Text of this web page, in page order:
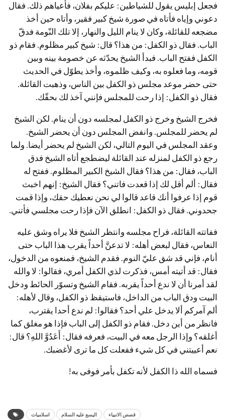
فجعل إبليس يقول للشياطين: عليكم بفلان، فأعياهم ذلك. فقال
دعوني وإياه فأتاه في صورة شيخ كبير فقير، وأتاه حين أخذ
مضجعه للقائلة، وكان لا ينام الليل والنهار، إلا تلك النّومة فدقّ
الباب. فقال ذو الكفل: من هذا؟ قال: شيخ كبير مظلوم. فقام ذو
الكفل ففتح الباب. فبدأ الشيخ يحدّثه عن خصومة بينه وبين
قومه، وما فعلوه به، وكيف ظلموه، وأخذ يطوّل في الحديث
حتى حضر موعد مجلس ذو الكفل بين الناس، وذهبت القائلة.
فقال ذو الكفل: إذا رحت للمجلس فإنني آخذ لك بحقّك.
فخرج الشيخ وخرج ذو الكفل لمجلسه دون أن ينام. لكن الشيخ
لم يحضر للمجلس. وانفض المجلس دون أن يحضر الشيخ.
وعقد المجلس في اليوم التالي، لكن الشيخ لم يحضر أيضا. ولما
رجع ذو الكفل لمنزله عند القائلة ليضطجع أتاه الشيخ فدق
الباب، فقال: من هذا؟ فقال الشيخ الكبير المظلوم. ففتح له
فقال: ألم أقل لك إذا قعدت فاتني؟ فقال الشيخ: إنهم اخبث
قوم إذا عرفوا أنك قاعد قالوا لي نحن نعطيك حقك، وإذا قمت
جحدوني. فقال ذو الكفل: انطلق الآن فإذا رحت مجلسي فأتني.
ففاتته القائلة، فراح مجلسه وانتظر الشيخ فلا يراه وشق عليه
النعاس، فقال لبعض أهله: لا تدعنَّ أحداً يقرب هذا الباب حتى
أنام، فإني قد شق عليّ النوم. فقدم الشيخ، فمنعوه من الدخول،
فقال: قد أتيته أمس، فذكرت لذي الكفل أمري، فقالوا: لا والله
لقد أمرنا أن لا ندع أحداً يقربه. فقام الشيخ وتسوّر الحائط ودخل
البيت ودق الباب من الداخل، فاستيقظ ذو الكفل، وقال لأهله:
ألم آمركم ألا يدخل علي أحد؟ فقالوا: لم ندع أحدا يقترب،
فانظر من أين دخل. فقام ذو الكفل إلى الباب فإذا هو مغلق كما
أغلقه؟ وإذا الرجل معه في البيت، فعرفه فقال: أَعَدُوَّ اللهِ؟ قال:
نعم أعييتني في كل شيء ففعلت كل ما ترى لأغضبك.
فسماه الله ذا الكفل لأنه تكفل بأمر فوفى به!
اسلاميات اليسع عليه السلام قصص الانبياء